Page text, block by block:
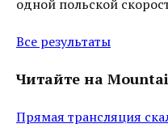
одной польской
Все результаты
Читайте на
Прямая трансляция